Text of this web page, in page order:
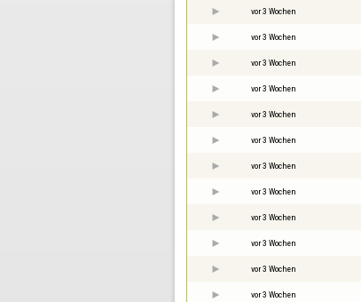
vor 3 Wochen
vor 3 Wochen
vor 3 Wochen
vor 3 Wochen
vor 3 Wochen
vor 3 Wochen
vor 3 Wochen
vor 3 Wochen
vor 3 Wochen
vor 3 Wochen
vor 3 Wochen
vor 3 Wochen